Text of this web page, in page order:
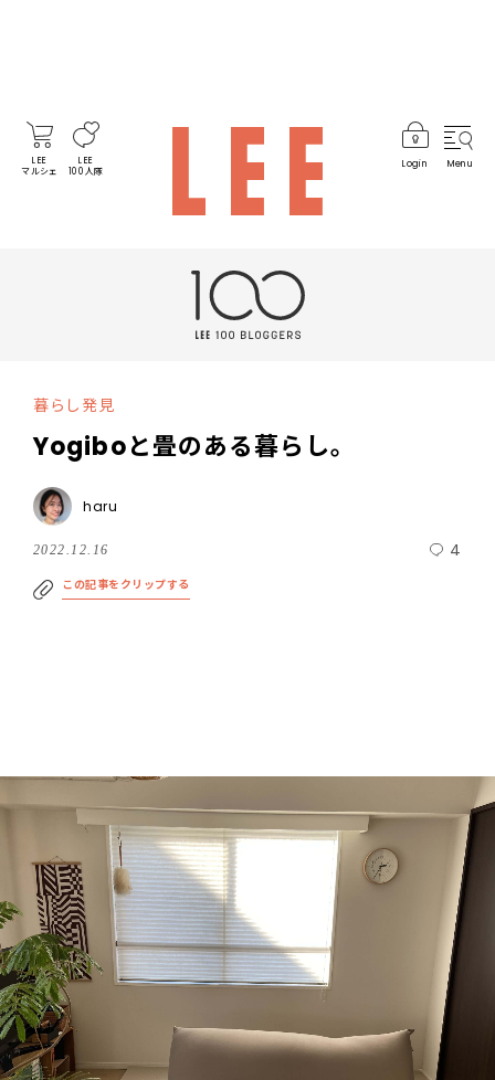
LEE
マルシェ
LEE
100人隊
Login Menu
暮らし発見
Yogiboと畳のある暮らし。
haru
2022.12.16 4
この記事をクリップする